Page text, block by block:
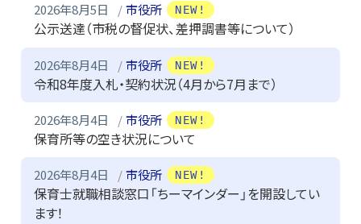
2026年8月5日 市役所
公示送達（市税の督促状、差押調書等について）
NEW!
2026年8月4日 市役所
令和8年度入札・契約状況（4月から7月まで）
NEW!
2026年8月4日 市役所
保育所等の空き状況について
NEW!
2026年8月4日 市役所
保育士就職相談窓口「ちーマインダー」を開設してい
ます！
NEW!